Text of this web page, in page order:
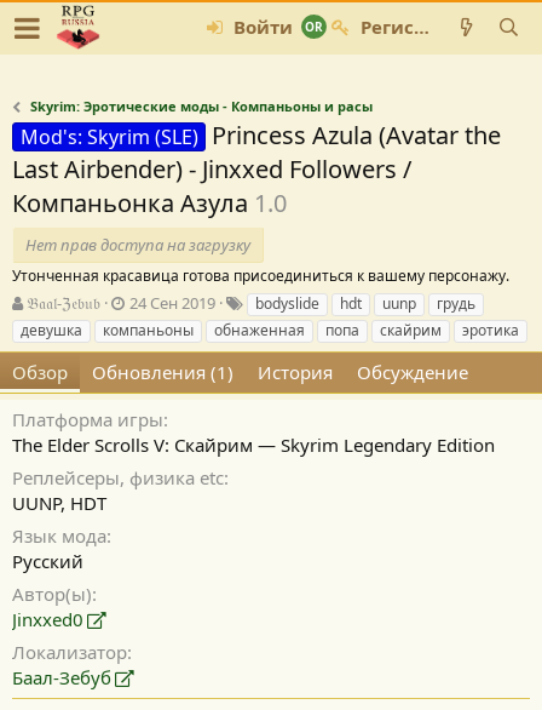
Войти Регистрация
Skyrim: Эротические моды - Компаньоны и расы
Mod's: Skyrim (SLE)
Princess Azula (Avatar the
Last Airbender) - Jinxxed Followers /
Компаньонка Азула 1.0
Нет прав доступа на загрузку
Утонченная красавица готова присоединиться к вашему персонажу.
А
в
т
о
р
𝔅𝔞𝔞𝔩-ℨ𝔢𝔟𝔲𝔟
Д
а
т
а
с
з
д
а
24 Сен 2019
е
г
bodyslide hdt uunp
грудь
девушка
компаньоны обнаженная попа скайрим эротика
Обзор Обновления (1) История
Обсуждение
Платформа игры
The Elder Scrolls V: Скайрим — Skyrim Legendary Edition
Реплейсеры, физика etc
UUNP, HDT
Язык мода
Русский
Автор(ы)
Jinxxed0
Локализатор
Баал-Зебуб